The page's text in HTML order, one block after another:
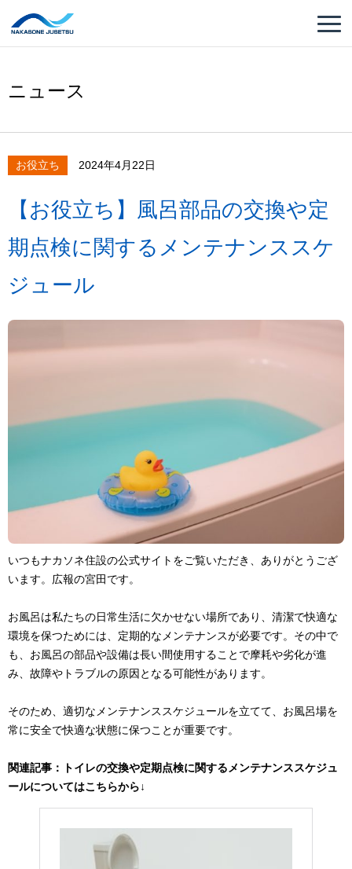
ニュース
お役立ち 2024年4月22日
【お役立ち】風呂部品の交換や定
期点検に関するメンテナンススケ
ジュール
いつもナカソネ住設の公式サイトをご覧いただき、ありがとうござ
います。広報の宮田です。
お風呂は私たちの日常生活に欠かせない場所であり、清潔で快適な
環境を保つためには、定期的なメンテナンスが必要です。その中で
も、お風呂の部品や設備は長い間使用することで摩耗や劣化が進
み、故障やトラブルの原因となる可能性があります。
そのため、適切なメンテナンススケジュールを立てて、お風呂場を
常に安全で快適な状態に保つことが重要です。
関連記事：トイレの交換や定期点検に関するメンテナンススケジュ
ールについてはこちらから↓